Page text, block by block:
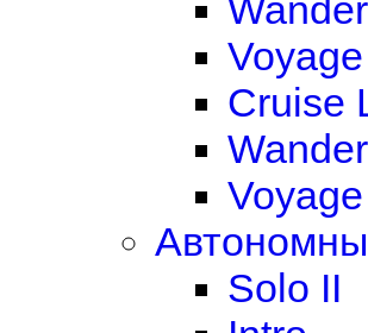
Wander
Voyage
Cruise
Solo II